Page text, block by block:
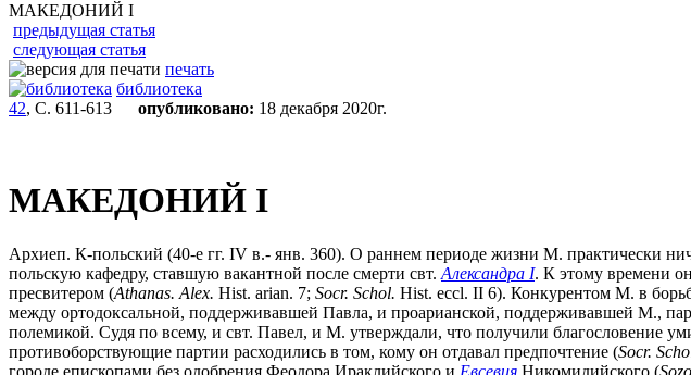
МАКЕДОНИЙ I
предыдущая статья
следующая статья
печать
библиотека
42, С. 611-613 опубликовано: 18 декабря 2020г.
МАКЕДОНИЙ I
Архиеп. К-польский (40-е гг. IV в.- янв. 360). О раннем периоде жизни М. практически
польскую кафедру, ставшую вакантной после смерти свт. Александра I. К этому времени
пресвитером (Athanas. Alex. Hist. arian. 7; Socr. Schol. Hist. eccl. II 6). Конкурентом М. в
между ортодоксальной, поддерживавшей Павла, и проарианской, поддерживавшей М.,
полемикой. Судя по всему, и свт. Павел, и М. утверждали, что получили благословение
противоборствующие партии расходились в том, кому он отдавал предпочтение (Socr.
городе епископами без одобрения Феодора Ираклийского и Евсевия Никомидийского (